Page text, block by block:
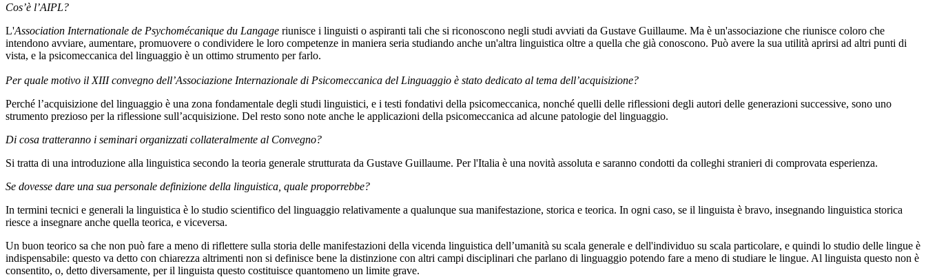
Cos’è l’AIPL?
L'Association Internationale de Psychomécanique du Langage riunisce i linguisti o aspiranti tali che si riconoscono negli studi avviati da Gustave Guillaume. Ma è un'associazione che riunisce coloro che
intendono avviare, aumentare, promuovere o condividere le loro competenze in maniera seria studiando anche un'altra linguistica oltre a quella che già conoscono. Può avere la sua utilità aprirsi ad altri punti di
vista, e la psicomeccanica del linguaggio è un ottimo strumento per farlo.
Per quale motivo il XIII convegno dell’Associazione Internazionale di Psicomeccanica del Linguaggio è stato dedicato al tema dell’acquisizione?
Perché l’acquisizione del linguaggio è una zona fondamentale degli studi linguistici, e i testi fondativi della psicomeccanica, nonché quelli delle riflessioni degli autori delle generazioni successive, sono uno
strumento prezioso per la riflessione sull’acquisizione. Del resto sono note anche le applicazioni della psicomeccanica ad alcune patologie del linguaggio.
Di cosa tratteranno i seminari organizzati collateralmente al Convegno?
Si tratta di una introduzione alla linguistica secondo la teoria generale strutturata da Gustave Guillaume. Per l'Italia è una novità assoluta e saranno condotti da colleghi stranieri di comprovata esperienza.
Se dovesse dare una sua personale definizione della linguistica, quale proporrebbe?
In termini tecnici e generali la linguistica è lo studio scientifico del linguaggio relativamente a qualunque sua manifestazione, storica e teorica. In ogni caso, se il linguista è bravo, insegnando linguistica storica
riesce a insegnare anche quella teorica, e viceversa.
Un buon teorico sa che non può fare a meno di riflettere sulla storia delle manifestazioni della vicenda linguistica dell’umanità su scala generale e dell'individuo su scala particolare, e quindi lo studio delle lingue è
indispensabile: questo va detto con chiarezza altrimenti non si definisce bene la distinzione con altri campi disciplinari che parlano di linguaggio potendo fare a meno di studiare le lingue. Al linguista questo non è
consentito, o, detto diversamente, per il linguista questo costituisce quantomeno un limite grave.